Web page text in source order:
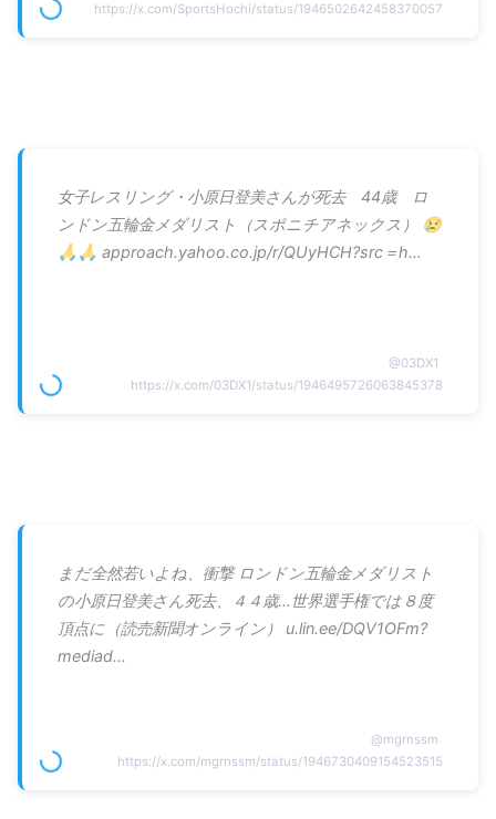
https://x.com/SportsHochi/status/1946502642458370057
女子レスリング・小原日登美さんが死去 44歳 ロ
ンドン五輪金メダリスト（スポニチアネックス） 😢
🙏🙏 approach.yahoo.co.jp/r/QUyHCH?src＝h…
@03DX1
https://x.com/03DX1/status/1946495726063845378
まだ全然若いよね、衝撃 ロンドン五輪金メダリスト
の小原日登美さん死去、４４歳…世界選手権では８度
頂点に（読売新聞オンライン） u.lin.ee/DQV1OFm?
mediad…
@mgrnssm
https://x.com/mgrnssm/status/1946730409154523515